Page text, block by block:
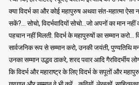
क्या विदर्भ का और कोई महापुरुष अथवा संत-महात्मा ऐसा
सकें?… सोचो, विदर्भवादियों सोचो…जो अपनों का मान
पहचान नहीं मिलती. विदर्भ के महापुरुषों का सम्मान करो…
सार्वजनिक रूप से सम्मान करो, उनकी जयंती,
उनका सम्मान उद्धव ठाकरे, शरद पवार आदि गैरविदर्भीय
कि विदर्भ और महाराष्ट्र के लिए विदर्भ के सपूतों और